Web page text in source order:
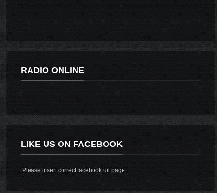
RADIO ONLINE
LIKE US ON FACEBOOK
Please insert correct facebook url page.